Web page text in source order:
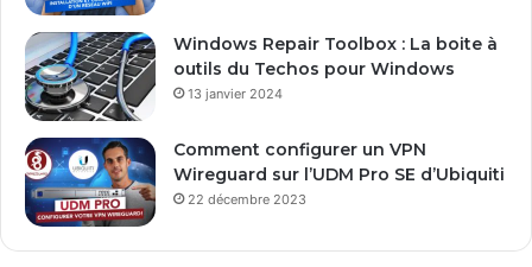
Windows Repair Toolbox : La boite à
outils du Techos pour Windows
13 janvier 2024
Comment configurer un VPN
Wireguard sur l’UDM Pro SE d’Ubiquiti
22 décembre 2023